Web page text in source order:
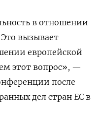
в отношении
вызывает
европейской
этот вопрос», —
после
дел стран ЕС в